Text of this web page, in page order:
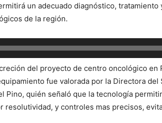
un adecuado diagnóstico,
de la región.
del proyecto de centro oncológico en
fue valorada por la Directora del
Pino, quién señaló que la tecnología
resolutividad, y controles mas precisos,